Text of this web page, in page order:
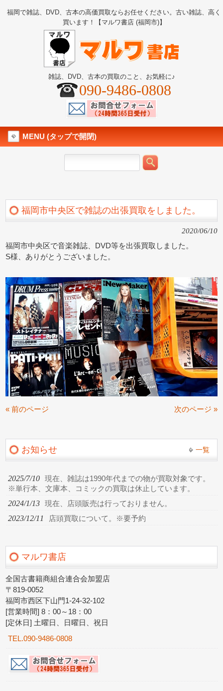
福岡で雑誌、DVD、古本の高価買取ならお任せください。古い雑誌、高く
買います！【マルワ書店 (福岡市)】
雑誌、DVD、古本の買取のこと、お気軽に♪
090-9486-0808
MENU (タップで開閉)
福岡市中央区で雑誌の出張買取をしました。
2020/06/10
福岡市中央区で音楽雑誌、DVD等を出張買取しました。
S様、ありがとうございました。
« 前のページ 次のページ »
お知らせ 一覧
2025/7/10
現在、雑誌は1990年代までの物が買取対象です。
※単行本、文庫本、コミックの買取は休止しています。
2024/1/13 現在、店頭販売は行っておりません。
2023/12/11 店頭買取について。※要予約
マルワ書店
全国古書籍商組合連合会加盟店
〒819-0052
福岡市西区下山門1-24-32-102
[営業時間] 8：00～18：00
[定休日] 土曜日、日曜日、祝日
TEL.090-9486-0808